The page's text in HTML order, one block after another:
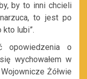
by to inni chcieli
to jest po
kto lubi”.
opowiedzenia o
wychowałem w
Żółwie